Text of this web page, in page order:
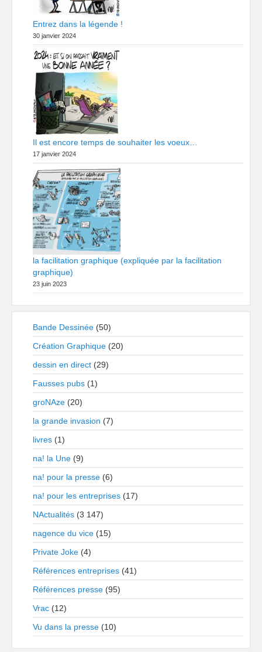
Entrez dans la légende !
30 janvier 2024
Il est encore temps de souhaiter les voeux…
17 janvier 2024
la facilitation graphique (expliquée par la facilitation
graphique)
23 juin 2023
Bande Dessinée (50)
Création Graphique (20)
dessin en direct (29)
Fausses pubs (1)
groNAze (20)
la grande invasion (7)
livres (1)
na! la Une (9)
na! pour la presse (6)
na! pour les entreprises (17)
NActualités (3 147)
nagence du vice (15)
Private Joke (4)
Références entreprises (41)
Références presse (95)
Vrac (12)
Vu dans la presse (10)